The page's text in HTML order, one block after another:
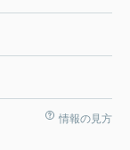
情報の見方